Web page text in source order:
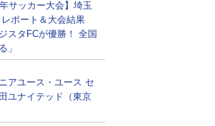
サッカー大会】埼玉
ポート＆大会結果
スタFCが優勝！ 全国
」
アユース・ユース セ
ユナイテッド（東京